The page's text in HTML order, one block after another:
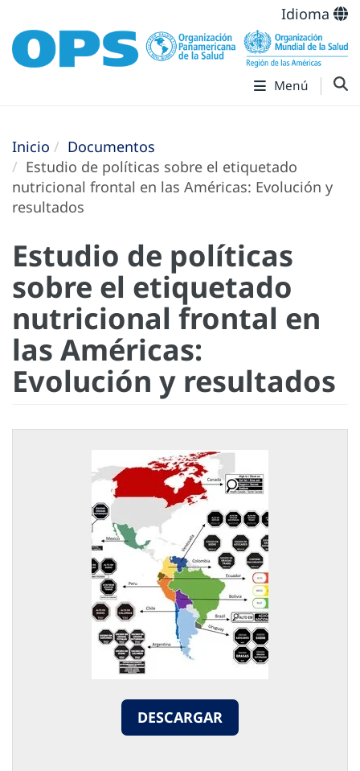
Idioma
Menú
Inicio
Documentos
Estudio de políticas sobre el etiquetado
nutricional frontal en las Américas: Evolución y
resultados
Estudio de políticas
sobre el etiquetado
nutricional frontal en
las Américas:
Evolución y resultados
DESCARGAR